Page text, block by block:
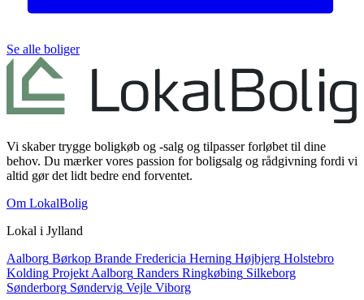
Se alle boliger
Vi skaber trygge boligkøb og -salg og tilpasser forløbet til dine
behov. Du mærker vores passion for boligsalg og rådgivning fordi vi
altid gør det lidt bedre end forventet.
Om LokalBolig
Lokal i Jylland
Aalborg Børkop Brande Fredericia Herning Højbjerg Holstebro
Kolding Projekt Aalborg Randers Ringkøbing Silkeborg
Sønderborg Søndervig Vejle Viborg